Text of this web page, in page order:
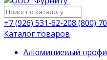
+7 (926) 531-62-208 (800)
Каталог товаров
Алюминиевый